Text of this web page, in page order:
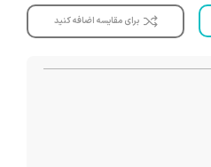
برای مقایسه اضافه کنید